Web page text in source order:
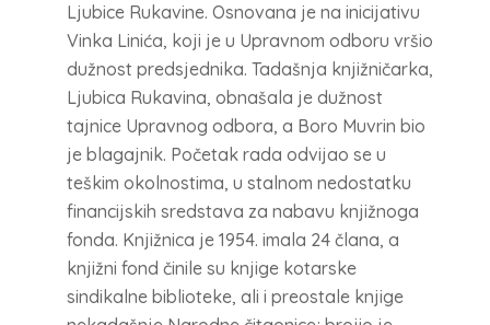
Ljubice Rukavine. Osnovana je na inicijativu
Vinka Linića, koji je u Upravnom odboru vršio
dužnost predsjednika. Tadašnja knjižničarka,
Ljubica Rukavina, obnašala je dužnost
tajnice Upravnog odbora, a Boro Muvrin bio
je blagajnik. Početak rada odvijao se u
teškim okolnostima, u stalnom nedostatku
financijskih sredstava za nabavu knjižnoga
fonda. Knjižnica je 1954. imala 24 člana, a
knjižni fond činile su knjige kotarske
sindikalne biblioteke, ali i preostale knjige